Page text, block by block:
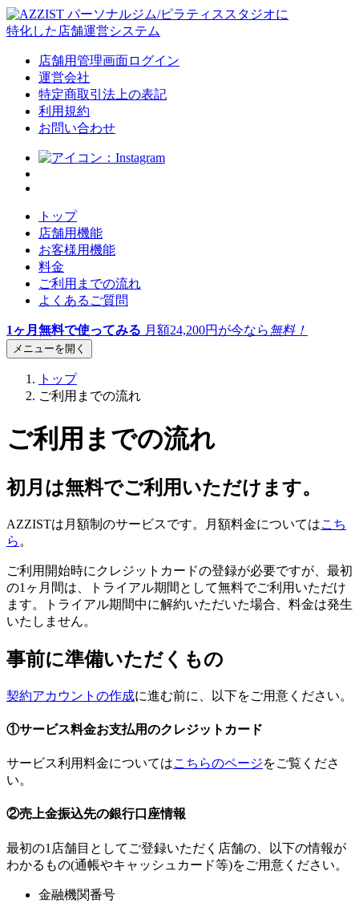
パーソナルジム/ピラティススタジオに
特化した店舗運営システム
店舗用管理画面ログイン
運営会社
特定商取引法上の表記
利用規約
お問い合わせ
トップ
店舗用機能
お客様用機能
料金
ご利用までの流れ
よくあるご質問
1ヶ月無料で使ってみる 月額24,200円が今なら無料！
メニューを開く
トップ
ご利用までの流れ
ご利用までの流れ
初月は無料でご利用いただけます。
AZZISTは月額制のサービスです。月額料金についてはこち
ら 。
ご利用開始時にクレジットカードの登録が必要ですが、最初
の1ヶ月間は、トライアル期間として無料でご利用いただけ
ます。トライアル期間中に解約いただいた場合、料金は発生
いたしません。
事前に準備いただくもの
契約アカウントの作成に進む前に、以下をご用意ください。
①サービス料金お支払用のクレジットカード
サービス利用料金についてはこちらのページをご覧くださ
い。
②売上金振込先の銀行口座情報
最初の1店舗目としてご登録いただく店舗の、以下の情報が
わかるもの(通帳やキャッシュカード等)をご用意ください。
金融機関番号